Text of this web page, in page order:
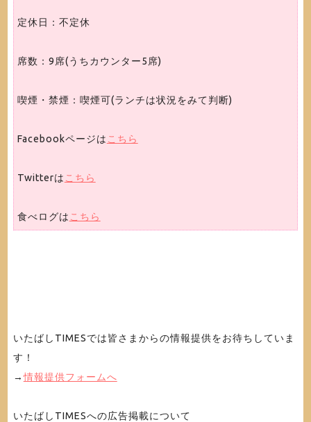
定休日：不定休
席数：9席(うちカウンター5席)
喫煙・禁煙：喫煙可(ランチは状況をみて判断)
Facebookページは こちら
Twitterは こちら
食べログは こちら
いたばしTIMESでは皆さまからの情報提供をお待ちしていま
す！
→情報提供フォームへ
いたばしTIMESへの広告掲載について